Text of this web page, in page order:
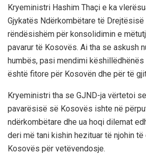
Kryeministri Hashim Thaçi e ka
Gjykatës Ndërkombëtare të
rëndësishëm për konsolidimin e
pavarur të Kosovës. Ai tha se askush
humbës, pasi mendimi
është fitore për Kosovën dhe për të
Kryeministri tha se GJND-ja vërtetoi
pavarësisë së Kosovës ishte në
ndërkombëtare dhe ua hoqi dilemat
deri më tani kishin hezituar të njohin
Kosovës për vetëvendosje.